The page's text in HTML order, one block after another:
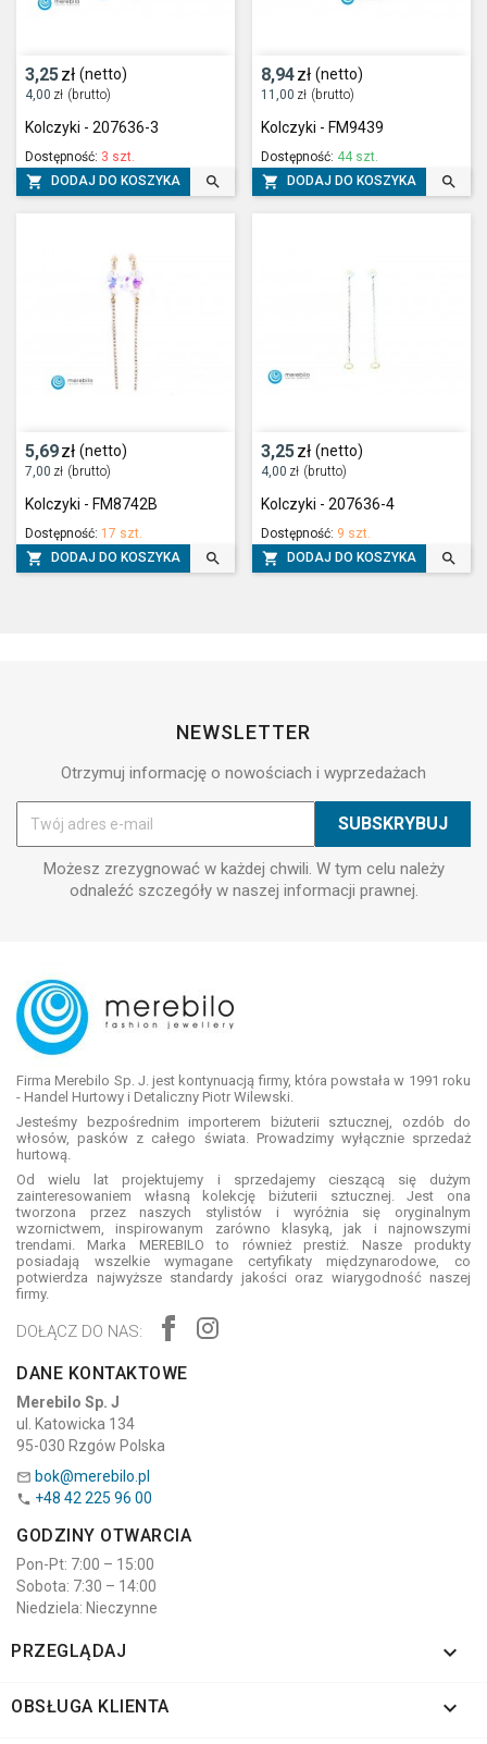
3,25zł (netto)
4,00 zł (brutto)
Kolczyki - 207636-3
Dostępność: 3 szt.
 DODAJ DO KOSZYKA 
8,94zł (netto)
11,00 zł (brutto)
Kolczyki - FM9439
Dostępność: 44 szt.
 DODAJ DO KOSZYKA 
5,69zł (netto)
7,00 zł (brutto)
Kolczyki - FM8742B
Dostępność: 17 szt.
 DODAJ DO KOSZYKA 
3,25zł (netto)
4,00 zł (brutto)
Kolczyki - 207636-4
Dostępność: 9 szt.
 DODAJ DO KOSZYKA 
NEWSLETTER
Otrzymuj informację o nowościach i wyprzedażach
Możesz zrezygnować w każdej chwili. W tym celu należy
odnaleźć szczegóły w naszej informacji prawnej.
Firma Merebilo Sp. J. jest kontynuacją firmy, która powstała w 1991 roku
- Handel Hurtowy i Detaliczny Piotr Wilewski.
Jesteśmy bezpośrednim importerem biżuterii sztucznej, ozdób do
włosów, pasków z całego świata. Prowadzimy wyłącznie sprzedaż
hurtową.
Od wielu lat projektujemy i sprzedajemy cieszącą się dużym
zainteresowaniem własną kolekcję biżuterii sztucznej. Jest ona
tworzona przez naszych stylistów i wyróżnia się oryginalnym
wzornictwem, inspirowanym zarówno klasyką, jak i najnowszymi
trendami. Marka MEREBILO to również prestiż. Nasze produkty
posiadają wszelkie wymagane certyfikaty międzynarodowe, co
potwierdza najwyższe standardy jakości oraz wiarygodność naszej
firmy.
DOŁĄCZ DO NAS:
DANE KONTAKTOWE
Merebilo Sp. J
ul. Katowicka 134
95-030 Rzgów Polska
 bok@merebilo.pl
 +48 42 225 96 00
GODZINY OTWARCIA
Pon-Pt: 7:00 – 15:00
Sobota: 7:30 – 14:00
Niedziela: Nieczynne
PRZEGLĄDAJ 
OBSŁUGA KLIENTA 